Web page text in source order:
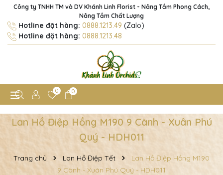
Công ty TNHH TM và DV Khánh Linh Florist - Nâng Tầm Phong Cách,
Nâng Tầm Chất Lượng
Hotline đặt hàng: 0888.1213.49 (Zalo)
Hotline đặt hàng: 0888.1213.48
0 0
Lan Hồ Điệp Hồng M190 9 Cành - Xuân Phú
Quý - HDH011
Trang chủ Lan Hồ Điệp Tết
Lan Hồ Điệp Hồng M190
9 Cành - Xuân Phú Quý - HDH011